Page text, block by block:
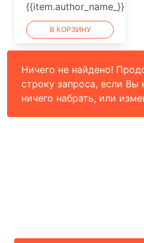
{{item.author_name_}}
В КОРЗИНУ
Ничего не найдено!
строку запроса, если Вы
ничего набрать, или